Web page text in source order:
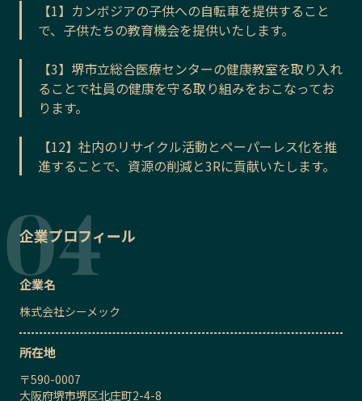
【1】カンボジアの子供への自転車を提供すること
で、子供たちの教育機会を提供いたします。
【3】堺市立総合医療センターの健康教室を取り入れ
ることで社員の健康を守る取り組みをおこなってお
ります。
【12】社内のリサイクル活動とペーパーレス化を推
進することで、資源の削減と3Rに貢献いたします。
企業プロフィール
企業名
株式会社シーメック
所在地
〒590-0007
大阪府堺市堺区北庄町2-4-8